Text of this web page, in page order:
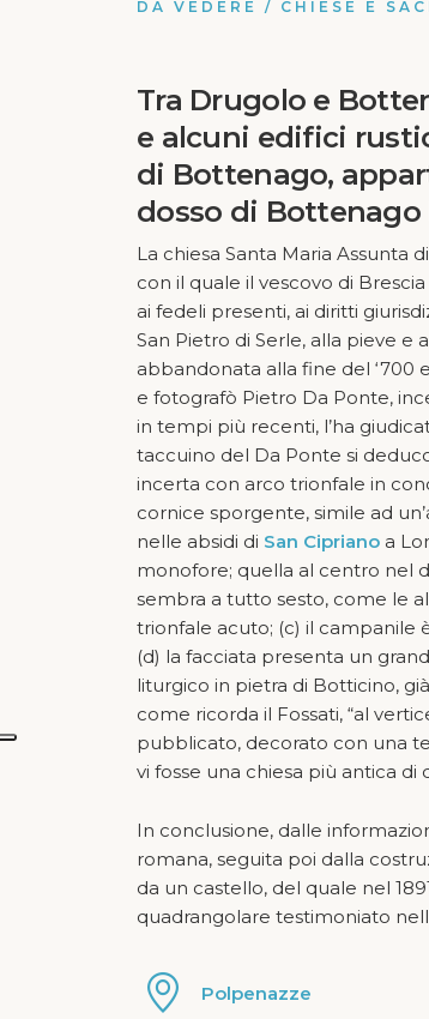
DA VEDERE / CHIESE E
Tra Drugolo e
e alcuni edifici
di Bottenago,
dosso di Bottenago
La chiesa Santa Maria Assunta
con il quale il vescovo di
ai fedeli presenti, ai diritti
San Pietro di Serle, alla pieve e
abbandonata alla fine del ‘700
e fotografò Pietro Da Ponte,
in tempi più recenti, l’ha
taccuino del Da Ponte si
incerta con arco trionfale in
cornice sporgente, simile ad
nelle absidi di San Cipriano a
monofore; quella al centro nel
sembra a tutto sesto, come le
trionfale acuto; (c) il campanile
(d) la facciata presenta un
liturgico in pietra di Botticino,
come ricorda il Fossati, “al
pubblicato, decorato con una
vi fosse una chiesa più antica di
In conclusione, dalle
romana, seguita poi dalla
da un castello, del quale nel
quadrangolare testimoniato
Polpenazze